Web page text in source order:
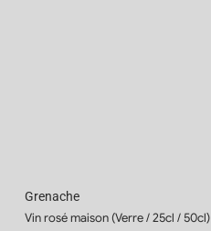
Grenache
Vin rosé maison (Verre / 25cl / 50cl)